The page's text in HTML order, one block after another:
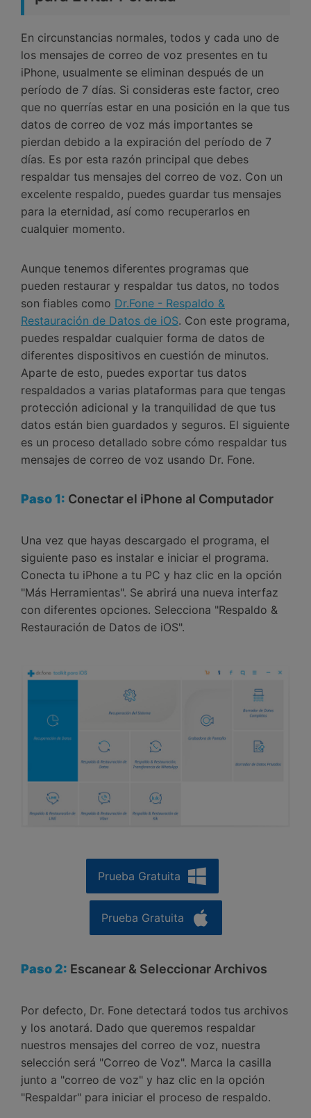
En circunstancias normales, todos y cada uno de
los mensajes de correo de voz presentes en tu
iPhone, usualmente se eliminan después de un
período de 7 días. Si consideras este factor, creo
que no querrías estar en una posición en la que tus
datos de correo de voz más importantes se
pierdan debido a la expiración del período de 7
días. Es por esta razón principal que debes
respaldar tus mensajes del correo de voz. Con un
excelente respaldo, puedes guardar tus mensajes
para la eternidad, así como recuperarlos en
cualquier momento.
Aunque tenemos diferentes programas que
pueden restaurar y respaldar tus datos, no todos
son fiables como Dr.Fone - Respaldo &
Restauración de Datos de iOS. Con este programa,
puedes respaldar cualquier forma de datos de
diferentes dispositivos en cuestión de minutos.
Aparte de esto, puedes exportar tus datos
respaldados a varias plataformas para que tengas
protección adicional y la tranquilidad de que tus
datos están bien guardados y seguros. El siguiente
es un proceso detallado sobre cómo respaldar tus
mensajes de correo de voz usando Dr. Fone.
Paso 1: Conectar el iPhone al Computador
Una vez que hayas descargado el programa, el
siguiente paso es instalar e iniciar el programa.
Conecta tu iPhone a tu PC y haz clic en la opción
"Más Herramientas". Se abrirá una nueva interfaz
con diferentes opciones. Selecciona "Respaldo &
Restauración de Datos de iOS".
Prueba Gratuita
Prueba Gratuita
Paso 2: Escanear & Seleccionar Archivos
Por defecto, Dr. Fone detectará todos tus archivos
y los anotará. Dado que queremos respaldar
nuestros mensajes del correo de voz, nuestra
selección será "Correo de Voz". Marca la casilla
junto a "correo de voz" y haz clic en la opción
"Respaldar" para iniciar el proceso de respaldo.